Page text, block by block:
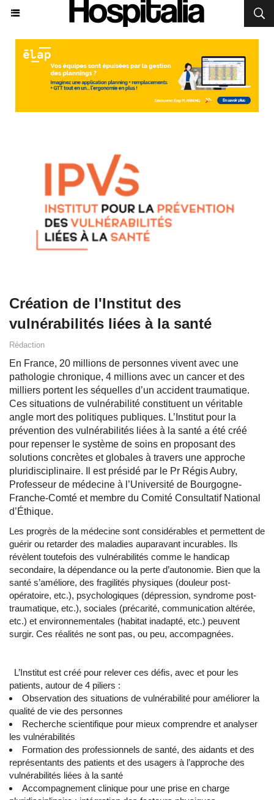
Création de l'Institut des
vulnérabilités liées à la santé
Rédaction
En France, 20 millions de personnes vivent avec une
pathologie chronique, 4 millions avec un cancer et des
milliers portent les séquelles d’un accident traumatique.
Ces situations de vulnérabilité constituent un véritable
angle mort des politiques publiques. L’Institut pour la
prévention des vulnérabilités liées à la santé a été créé
pour repenser le système de soins en proposant des
solutions concrètes et globales à travers une approche
pluridisciplinaire. Il est présidé par le Pr Régis Aubry,
Professeur de médecine à l’Université de Bourgogne-
Franche-Comté et membre du Comité Consultatif National
d’Éthique.
Les progrès de la médecine sont considérables et permettent de
guérir ou retarder des maladies auparavant incurables. Ils
révèlent toutefois des vulnérabilités comme le handicap
secondaire, la dépendance ou la perte d’autonomie. Bien que la
santé s’améliore, des fragilités physiques (douleur post-
opératoire, etc.), psychologiques (dépression, syndrome post-
traumatique, etc.), sociales (précarité, communication altérée,
etc.) et environnementales (habitat inadapté, etc.) peuvent
surgir. Ces réalités ne sont pas, ou peu, accompagnées.
L’Institut est créé pour relever ces défis, avec et pour les
patients, autour de 4 piliers :
Observation des situations de vulnérabilité pour améliorer la
qualité de vie des personnes
Recherche scientifique pour mieux comprendre et analyser
les vulnérabilités
Formation des professionnels de santé, des aidants et des
représentants des patients et des usagers à l’approche des
vulnérabilités liées à la santé
Accompagnement clinique pour une prise en charge